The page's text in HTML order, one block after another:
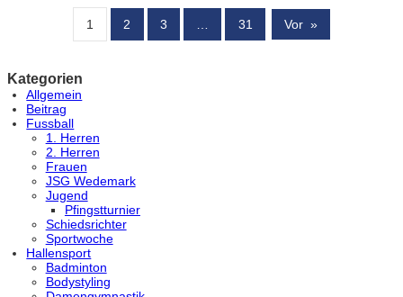
1 2 3 … 31 Vor »
Kategorien
Allgemein
Beitrag
Fussball
1. Herren
2. Herren
Frauen
JSG Wedemark
Jugend
Pfingstturnier
Schiedsrichter
Sportwoche
Hallensport
Badminton
Bodystyling